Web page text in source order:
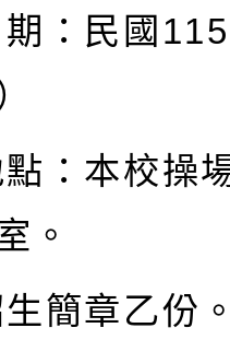
：民國
：本校操
。
簡章乙份